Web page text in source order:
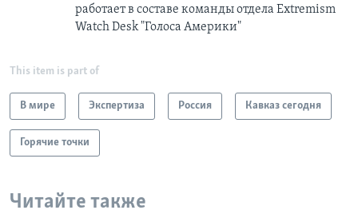
работает в составе команды отдела Extremism
Watch Desk "Голоса Америки"
This item is part of
В мире Экспертиза Россия Кавказ сегодня
Горячие точки
Читайте также